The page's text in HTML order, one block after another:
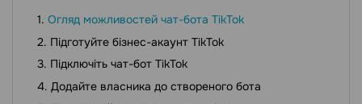
Огляд можливостей чат-бота TikTok
Підготуйте бізнес-акаунт TikTok
Підключіть чат-бот TikTok
Додайте власника до створеного бота